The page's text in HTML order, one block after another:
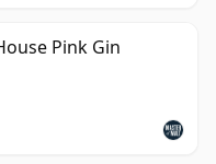
Pink Gin